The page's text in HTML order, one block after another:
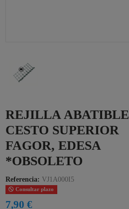
REJILLA ABATIBLE
CESTO SUPERIOR
FAGOR, EDESA
*OBSOLETO
Referencia: VJ1A000I5
Consultar plazo
7,90 €